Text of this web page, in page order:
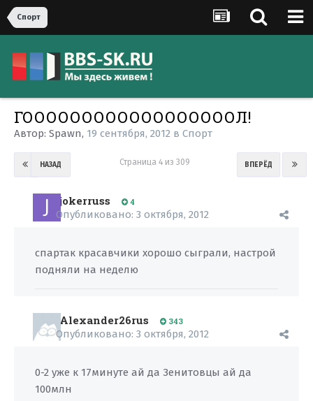
Спорт
ГООООООООООООООООООЛ!
Автор: Spawn, 19 сентября, 2012 в Спорт
НАЗАД ВПЕРЁД
Страница 4 из 309
jokerruss 4
Опубликовано: 3 октября, 2012
спартак красавчики хорошо сыграли, настрой
подняли на неделю
Alexander26rus 343
Опубликовано: 3 октября, 2012
0-2 уже к 17минуте ай да Зенитовцы ай да
100млн